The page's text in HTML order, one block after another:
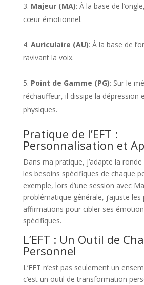
Majeur (MA): À la base de
cœur émotionnel.
Auriculaire (AU): À la base de
ravivant la voix.
Point de Gamme (PG): Sur le
réchauffeur, il dissipe la dépression
physiques​​.
Pratique de l’EFT :
Personnalisation et
Dans ma pratique, j’adapte la
les besoins spécifiques de chaque
exemple, lors d’une session avec
problématique générale, j’ajuste
affirmations pour cibler ses
spécifiques.
L’EFT : Un Outil de
Personnel
L’EFT n’est pas seulement un
c’est un outil de transformation